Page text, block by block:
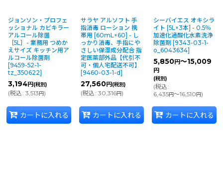
ジョンソン・プロフェ
ッショナル カビキラー
アルコール除菌
［5L］- 業務用 つめか
えサイズ キッチン用ア
ルコール除菌剤
[9459-52-1-
tz_350622]
3,194円(税別)
(税込: 3,513円)
カートに入れる
サラヤ アルソフト 手
指消毒 ローション 携
帯用 [60mL×60] - し
っかり消毒、手指にや
さしい保湿成分配合 指
定医薬部外品【代引不
可・個人宅配送不可】
[9460-03-1-d]
27,560円(税別)
(税込: 30,316円)
カートに入れる
シーバイエス オキシラ
イト [5L×3本] - 0.5％
加速化過酸化水素洗浄
除菌剤 [9343-03-1-
o_6043634]
5,850円～15,009
円
(税別)
(税込:
6,435円～16,510円)
カートに入れる